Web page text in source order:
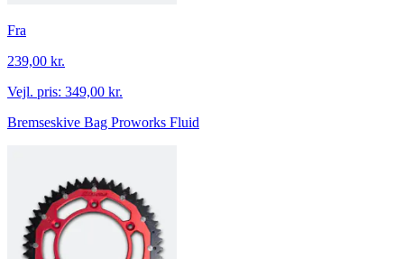
Fra
239,00 kr.
Vejl. pris: 349,00 kr.
Bremseskive Bag Proworks Fluid